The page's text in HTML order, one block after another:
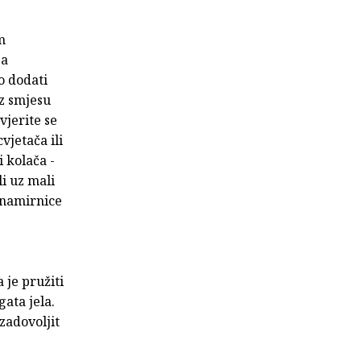
dodati
smjesu
se
ili
kolača -
uz mali
je pružiti
jela.